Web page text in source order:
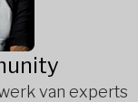
van experts